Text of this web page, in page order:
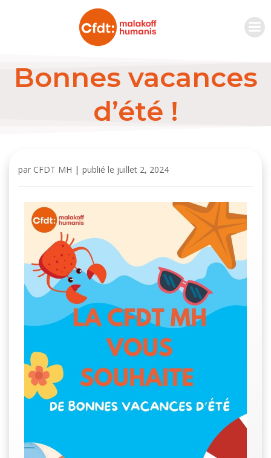
Bonnes vacances
d’été !
par CFDT MH | publié le juillet 2, 2024